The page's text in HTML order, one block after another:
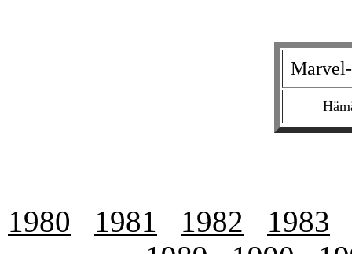
1980 1981 1982
1983